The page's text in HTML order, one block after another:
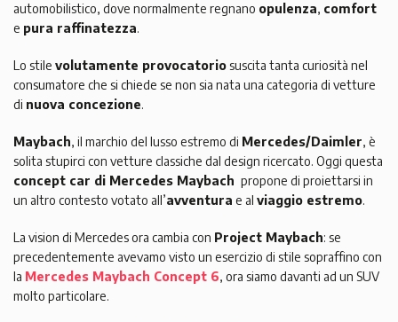
automobilistico, dove normalmente regnano opulenza, comfort
e pura raffinatezza.
Lo stile volutamente provocatoriosuscita tanta curiosità nel
consumatore che si chiede se non sia nata una categoria di vetture
di nuova concezione.
Maybach, il marchio del lusso estremo di Mercedes/Daimler, è
solita stupirci con vetture classiche dal design ricercato. Oggi questa
concept car di Mercedes Maybach propone di proiettarsi in
un altro contesto votato all’avventura e al viaggio estremo.
La vision di Mercedes ora cambia con Project Maybach: se
precedentemente avevamo visto un esercizio di stile sopraffino con
la Mercedes Maybach Concept 6, ora siamo davanti ad un SUV
molto particolare.